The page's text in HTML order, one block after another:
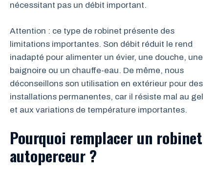
nécessitant pas un débit important.
Attention : ce type de robinet présente des
limitations importantes. Son débit réduit le rend
inadapté pour alimenter un évier, une douche, une
baignoire ou un chauffe-eau. De même, nous
déconseillons son utilisation en extérieur pour des
installations permanentes, car il résiste mal au gel
et aux variations de température importantes.
Pourquoi remplacer un robinet
autoperceur ?